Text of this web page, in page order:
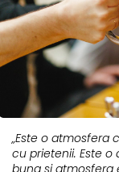
„Este o atmosfera
cu prietenii. Este